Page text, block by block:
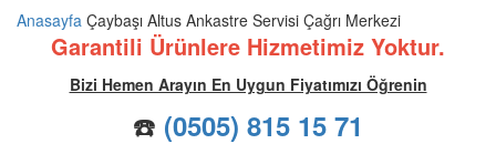
Anasayfa Çaybaşı Altus Ankastre Servisi Çağrı Merkezi
Garantili Ürünlere Hizmetimiz Yoktur.
Bizi Hemen Arayın En Uygun Fiyatımızı Öğrenin
☎️ (0505) 815 15 71